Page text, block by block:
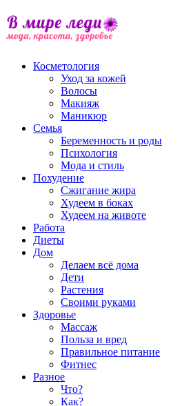
Косметология
Уход за кожей
Волосы
Макияж
Маникюр
Семья
Беременность и роды
Психология
Мода и стиль
Похудение
Сжигание жира
Худеем в боках
Худеем на животе
Работа
Диеты
Дом
Делаем всё дома
Дети
Растения
Своими руками
Здоровье
Массаж
Польза и вред
Правильное питание
Фитнес
Разное
Что?
Как?